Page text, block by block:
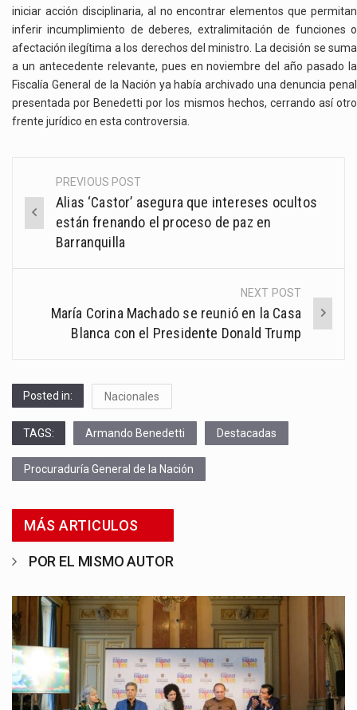
iniciar acción disciplinaria, al no encontrar elementos que permitan
inferir incumplimiento de deberes, extralimitación de funciones o
afectación ilegítima a los derechos del ministro. La decisión se suma
a un antecedente relevante, pues en noviembre del año pasado la
Fiscalía General de la Nación ya había archivado una denuncia penal
presentada por Benedetti por los mismos hechos, cerrando así otro
frente jurídico en esta controversia.
Post
navigation
PREVIOUS POST
Alias ‘Castor’ asegura que intereses ocultos
están frenando el proceso de paz en
Barranquilla
NEXT POST
María Corina Machado se reunió en la Casa
Blanca con el Presidente Donald Trump
Posted in: Nacionales
TAGS: Armando Benedetti Destacadas
Procuraduría General de la Nación
MÁS ARTICULOS
POR EL MISMO AUTOR